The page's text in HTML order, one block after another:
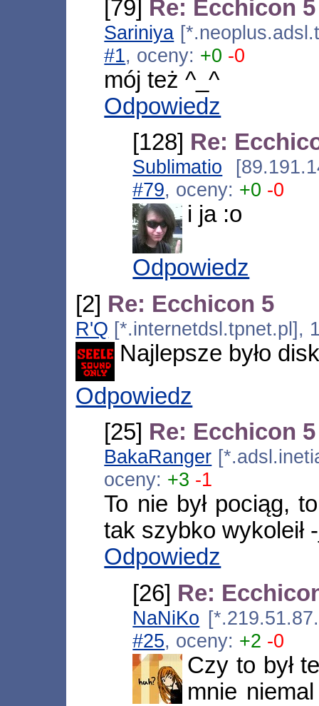
[79] Re: Ecchicon 5
Sariniya
#1, oceny: +0 -0
mój też ^_^
Odpowiedz
[128] Re:
Sublimatio
#79, oceny: +0 -0
i ja :o
Odpowiedz
[2] Re: Ecchicon 5
R'Q [*.internetdsl.tpnet.pl],
Najlepsze było
Odpowiedz
[25] Re: Ecchicon 5
BakaRanger
oceny: +3 -1
To nie był pociąg,
tak szybko wykoleił
Odpowiedz
[26] Re:
NaNiKo
#25, oceny: +2 -0
Czy to był
mnie